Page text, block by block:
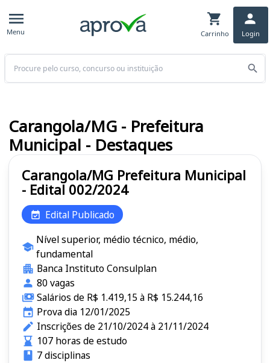
Menu Carrinho Login
Buscar
Carangola/MG Prefeitura Municipal
- Edital 002/2024
Edital Publicado
Nível superior, médio técnico, médio,
fundamental
Banca Instituto Consulplan
80 vagas
Salários de R$ 1.419,15 à R$ 15.244,16
Prova dia 12/01/2025
Inscrições de 21/10/2024 à 21/11/2024
107 horas de estudo
7 disciplinas
Carangola/MG - Prefeitura
Municipal - Destaques